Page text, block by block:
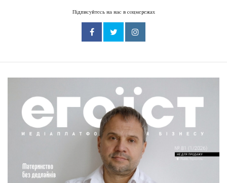
Підписуйтесь на нас в соцмережах